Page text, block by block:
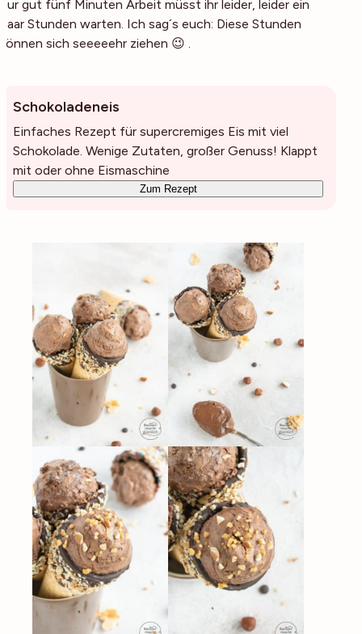
nur gut fünf Minuten Arbeit müsst ihr leider, leider ein
paar Stunden warten. Ich sag´s euch: Diese Stunden
können sich seeeeehr ziehen 😉 .
Schokoladeneis
Einfaches Rezept für supercremiges Eis mit viel
Schokolade. Wenige Zutaten, großer Genuss! Klappt
mit oder ohne Eismaschine
Zum Rezept